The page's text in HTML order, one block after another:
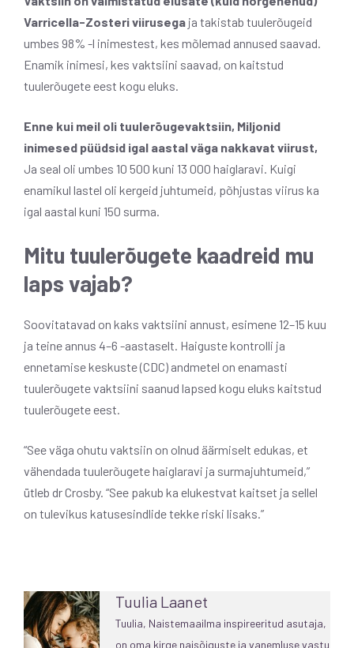
Varricella-Zosteri viirusega ja takistab tuulerõugeid
umbes 98% -l inimestest, kes mõlemad annused saavad.
Enamik inimesi, kes vaktsiini saavad, on kaitstud
tuulerõugete eest kogu eluks.
Enne kui meil oli tuulerõugevaktsiin, Miljonid
inimesed püüdsid igal aastal väga nakkavat viirust,
Ja seal oli umbes 10 500 kuni 13 000 haiglaravi. Kuigi
enamikul lastel oli kergeid juhtumeid, põhjustas viirus ka
igal aastal kuni 150 surma.
Mitu tuulerõugete kaadreid mu
laps vajab?
Soovitatavad on kaks vaktsiini annust, esimene 12–15 kuu
ja teine ​​annus 4–6 -aastaselt. Haiguste kontrolli ja
ennetamise keskuste (CDC) andmetel on enamasti
tuulerõugete vaktsiini saanud lapsed kogu eluks kaitstud
tuulerõugete eest.
“See väga ohutu vaktsiin on olnud äärmiselt edukas, et
vähendada tuulerõugete haiglaravi ja surmajuhtumeid,”
ütleb dr Crosby. “See pakub ka elukestvat kaitset ja sellel
on tulevikus katusesindlide tekke riski lisaks.”
Tuulia Laanet
Tuulia, Naistemaailma inspireeritud asutaja,
on oma kirge naisõiguste ja vanemluse vastu